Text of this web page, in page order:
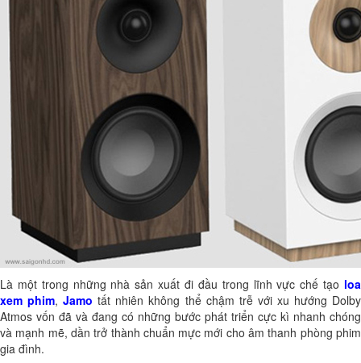
Là một trong những nhà sản xuất đi đầu trong lĩnh vực chế tạo loa
xem phim,Jamo tất nhiên không thể chậm trễ với xu hướng Dolby
Atmos vốn đã và đang có những bước phát triển cực kì nhanh chóng
và mạnh mẽ, dần trở thành chuẩn mực mới cho âm thanh phòng phim
gia đình.